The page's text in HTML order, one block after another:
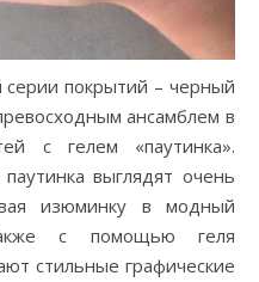
серии покрытий – черный
ансамблем в
с гелем «паутинка».
выглядят очень
изюминку в модный
с помощью геля
стильные графические